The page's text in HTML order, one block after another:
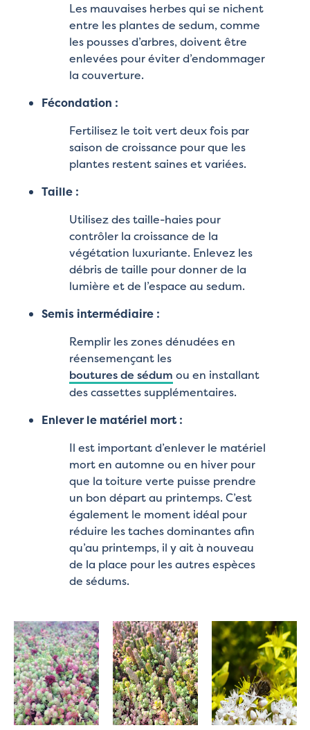
Les mauvaises herbes qui se nichent
entre les plantes de sedum, comme
les pousses d’arbres, doivent être
enlevées pour éviter d’endommager
la couverture.
Fécondation :
Fertilisez le toit vert deux fois par
saison de croissance pour que les
plantes restent saines et variées.
Taille :
Utilisez des taille-haies pour
contrôler la croissance de la
végétation luxuriante. Enlevez les
débris de taille pour donner de la
lumière et de l’espace au sedum.
Semis intermédiaire :
Remplir les zones dénudées en
réensemençant les
boutures de sédum ou en installant
des cassettes supplémentaires.
Enlever le matériel mort :
Il est important d’enlever le matériel
mort en automne ou en hiver pour
que la toiture verte puisse prendre
un bon départ au printemps. C’est
également le moment idéal pour
réduire les taches dominantes afin
qu’au printemps, il y ait à nouveau
de la place pour les autres espèces
de sédums.